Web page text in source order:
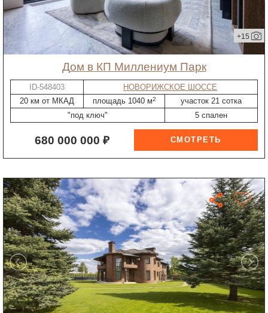
+15
дом в КП Миллениум Парк
ID-548403
НОВОРИЖСКОЕ ШОССЕ
20 км от МКАД
площадь 1040 м2
участок 21 сотка
"под ключ"
5 спален
680 000 000 ₽